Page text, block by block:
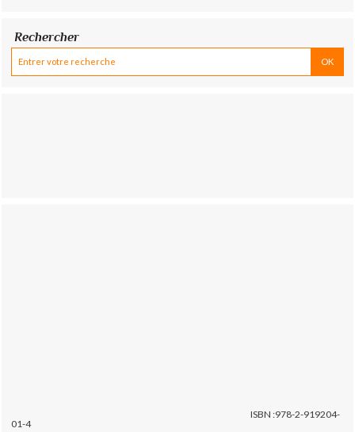
Rechercher
ISBN :978-2-919204-
01-4